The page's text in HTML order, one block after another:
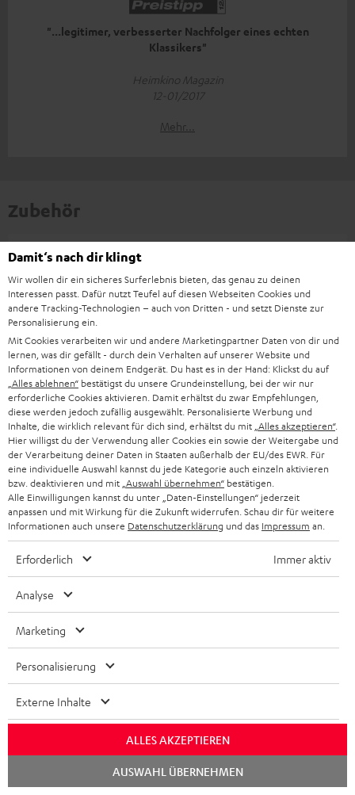
"...legitimer, verbesserter Nachfolger eines echten
Klassikers"
Heimkino Magazin
12-01/2017
Mehr...
Zubehör
Notwendiges Zubehör
Bitte prüfe, ob benötigte Verbindungskabel im
Lieferumfang enthalten sind.
DENON AVC-X3800H
7.2.4 oder 11.4-AV-Receiver
der Spitzenklasse mit 180 Watt
Ausgangsleistung pro Kanal
1.339,
1.699, €Letzter niedrigster
1.699, ‐€
5.1 Heimkino Kabel-Set
30m² "Advantage" C3535S
Weiteres Zubehör
Damit‘s nach dir klingt
Wir wollen dir ein sicheres Surferlebnis bieten, das genau zu deinen
Interessen passt. Dafür nutzt Teufel auf diesen Webseiten Cookies und
andere Tracking-Technologien – auch von Dritten - und setzt Dienste zur
Personalisierung ein.
Mit Cookies verarbeiten wir und andere Marketingpartner Daten von dir und
lernen, was dir gefällt - durch dein Verhalten auf unserer Website und
Informationen von deinem Endgerät. Du hast es in der Hand: Klickst du auf
„Alles ablehnen“ bestätigst du unsere Grundeinstellung, bei der wir nur
erforderliche Cookies aktivieren. Damit erhältst du zwar Empfehlungen,
diese werden jedoch zufällig ausgewählt. Personalisierte Werbung und
Inhalte, die wirklich relevant für dich sind, erhältst du mit „Alles akzeptieren“.
Hier willigst du der Verwendung aller Cookies ein sowie der Weitergabe und
der Verarbeitung deiner Daten in Staaten außerhalb der EU/des EWR. Für
eine individuelle Auswahl kannst du jede Kategorie auch einzeln aktivieren
bzw. deaktivieren und mit „Auswahl übernehmen“ bestätigen.
Alle Einwilligungen kannst du unter „Daten-Einstellungen“ jederzeit
anpassen und mit Wirkung für die Zukunft widerrufen. Schau dir für weitere
Informationen auch unsere Datenschutzerklärung und das Impressum an.
Erforderlich Immer aktiv
Analyse
Marketing
Personalisierung
Externe Inhalte
ALLES AKZEPTIEREN
AUSWAHL ÜBERNEHMEN